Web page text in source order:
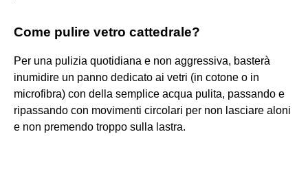
Come pulire vetro cattedrale?
Per una pulizia quotidiana e non aggressiva, basterà
inumidire un panno dedicato ai vetri (in cotone o in
microfibra) con della semplice acqua pulita, passando e
ripassando con movimenti circolari per non lasciare aloni
e non premendo troppo sulla lastra.